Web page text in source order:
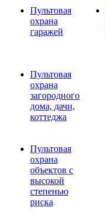
Пультовая
охрана
гаражей
Пультовая
охрана
загородного
дома, дачи,
коттеджа
Пультовая
охрана
объектов с
высокой
степенью
риска